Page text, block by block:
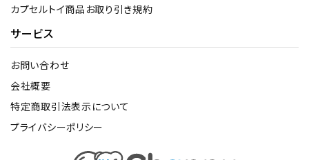
カプセルトイ商品お取り引き規約
サービス
お問い合わせ
会社概要
特定商取引法表示について
プライバシーポリシー